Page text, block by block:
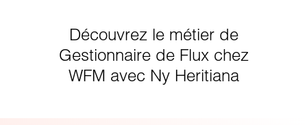
Découvrez le métier de
Gestionnaire de Flux chez
WFM avec Ny Heritiana